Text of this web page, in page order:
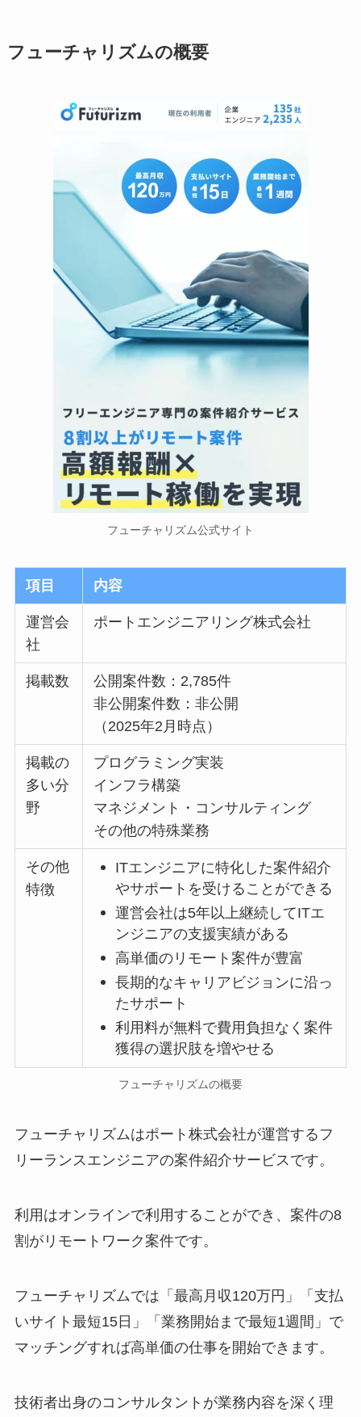
フューチャリズムの概要
フューチャリズム公式サイト
項目 内容
運営会
社
ポートエンジニアリング株式会社
掲載数
公開案件数：2,785件
非公開案件数：非公開
（2025年2月時点）
掲載の
多い分
野
プログラミング実装
インフラ構築
マネジメント・コンサルティング
その他の特殊業務
その他
特徴
ITエンジニアに特化した案件紹介
やサポートを受けることができる
運営会社は5年以上継続してITエ
ンジニアの支援実績がある
高単価のリモート案件が豊富
長期的なキャリアビジョンに沿っ
たサポート
利用料が無料で費用負担なく案件
獲得の選択肢を増やせる
フューチャリズムの概要
フューチャリズムはポート株式会社が運営するフ
リーランスエンジニアの案件紹介サービスです。
利用はオンラインで利用することができ、案件の8
割がリモートワーク案件です。
フューチャリズムでは「最高月収120万円」「支払
いサイト最短15日」「業務開始まで最短1週間」で
マッチングすれば高単価の仕事を開始できます。
技術者出身のコンサルタントが業務内容を深く理